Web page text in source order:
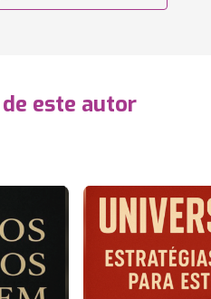
este autor